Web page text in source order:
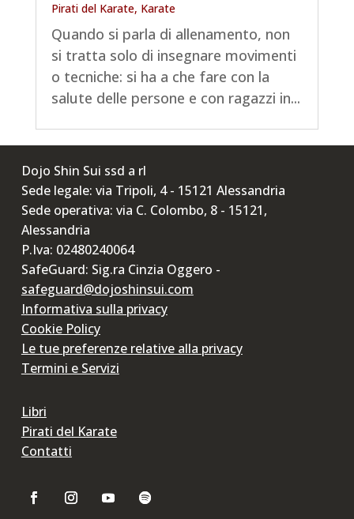
Pirati del Karate, Karate
Quando si parla di allenamento, non
si tratta solo di insegnare movimenti
o tecniche: si ha a che fare con la
salute delle persone e con ragazzi in...
Dojo Shin Sui ssd a rl
Sede legale: via Tripoli, 4 - 15121 Alessandria
Sede operativa: via C. Colombo, 8 - 15121,
Alessandria
P.Iva: 02480240064
SafeGuard: Sig.ra Cinzia Oggero -
safeguard@dojoshinsui.com
Informativa sulla privacy
Cookie Policy
Le tue preferenze relative alla privacy
Termini e Servizi
Libri
Pirati del Karate
Contatti